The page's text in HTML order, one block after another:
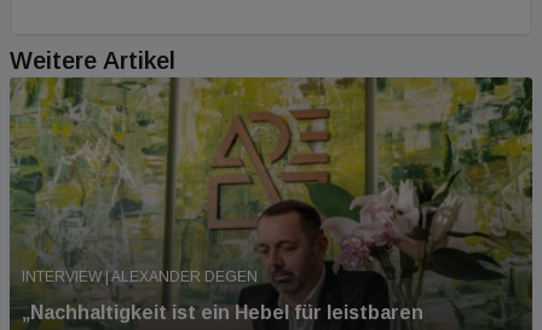
Weitere Artikel
INTERVIEW | ALEXANDER DEGEN
„Nachhaltigkeit ist ein Hebel für leistbaren